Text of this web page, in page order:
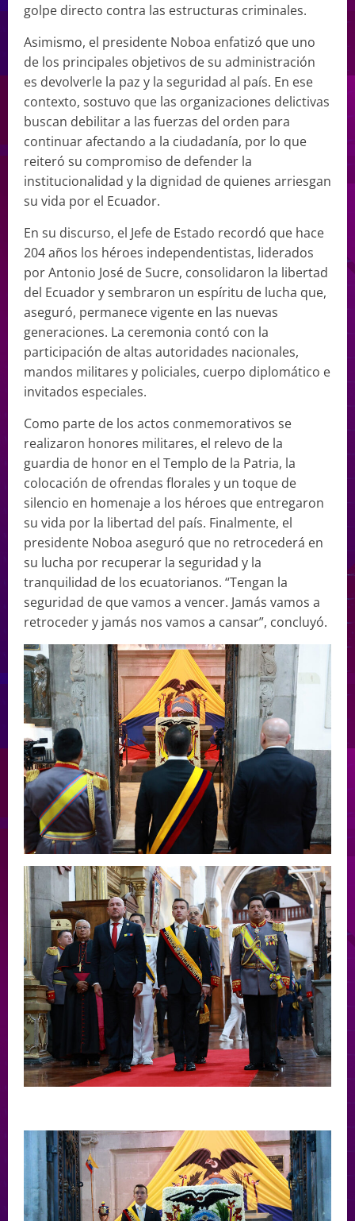
golpe directo contra las estructuras criminales.
Asimismo, el presidente Noboa enfatizó que uno
de los principales objetivos de su administración
es devolverle la paz y la seguridad al país. En ese
contexto, sostuvo que las organizaciones delictivas
buscan debilitar a las fuerzas del orden para
continuar afectando a la ciudadanía, por lo que
reiteró su compromiso de defender la
institucionalidad y la dignidad de quienes arriesgan
su vida por el Ecuador.
En su discurso, el Jefe de Estado recordó que hace
204 años los héroes independentistas, liderados
por Antonio José de Sucre, consolidaron la libertad
del Ecuador y sembraron un espíritu de lucha que,
aseguró, permanece vigente en las nuevas
generaciones. La ceremonia contó con la
participación de altas autoridades nacionales,
mandos militares y policiales, cuerpo diplomático e
invitados especiales.
Como parte de los actos conmemorativos se
realizaron honores militares, el relevo de la
guardia de honor en el Templo de la Patria, la
colocación de ofrendas florales y un toque de
silencio en homenaje a los héroes que entregaron
su vida por la libertad del país. Finalmente, el
presidente Noboa aseguró que no retrocederá en
su lucha por recuperar la seguridad y la
tranquilidad de los ecuatorianos. “Tengan la
seguridad de que vamos a vencer. Jamás vamos a
retroceder y jamás nos vamos a cansar”, concluyó.